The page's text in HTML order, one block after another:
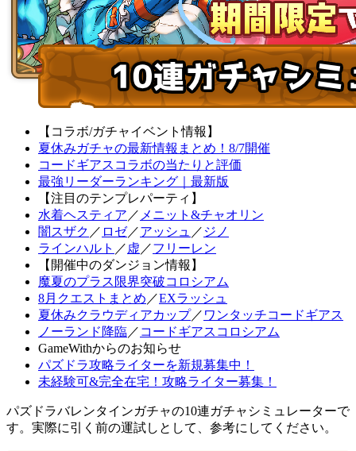
【コラボ/ガチャイベント情報】
夏休みガチャの最新情報まとめ！8/7開催
コードギアスコラボの当たりと評価
最強リーダーランキング｜最新版
【注目のテンプレパーティ】
水着ヘスティア ／ メニット&チャオリン
闇スザク ／ ロゼ／アッシュ ／ ジノ
ラインハルト ／ 虚 ／フリーレン
【開催中のダンジョン情報】
魔夏のプラス限界突破コロシアム
8月クエストまとめ ／EXラッシュ
夏休みクラウディアカップ／ ワンタッチコードギアス
ノーランド降臨／ コードギアスコロシアム
GameWithからのお知らせ
パズドラ攻略ライターを新規募集中！
未経験可&完全在宅！攻略ライター募集！
パズドラバレンタインガチャの10連ガチャシミュレーターで
す。実際に引く前の運試しとして、参考にしてください。